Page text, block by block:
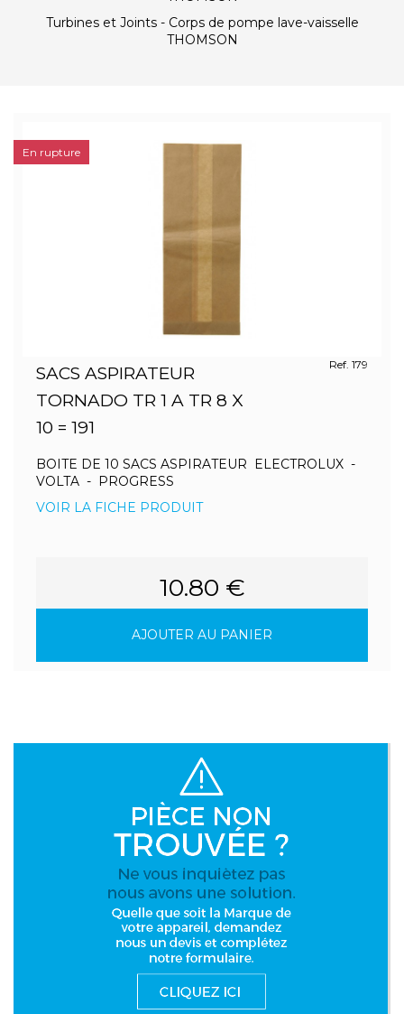
Turbines et Joints - Corps de pompe lave-vaisselle
THOMSON
SACS ASPIRATEUR
TORNADO TR 1 A TR 8 X
10 = 191
Ref. 179
BOITE DE 10 SACS ASPIRATEUR ELECTROLUX -
VOLTA - PROGRESS
VOIR LA FICHE PRODUIT
10.80 €
AJOUTER AU PANIER
En rupture